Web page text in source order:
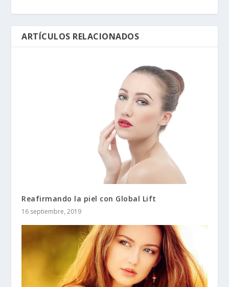
ARTÍCULOS RELACIONADOS
Reafirmando la piel con Global Lift
16 septiembre, 2019